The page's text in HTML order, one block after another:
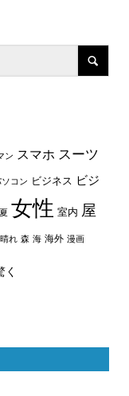
ン スマホ スーツ
ソコン ビジネス ビジ
夏 女性 室内 屋
晴れ 森 海 海外 漫画
く